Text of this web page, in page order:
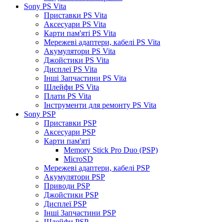
Sony PS Vita
Приставки PS Vita
Аксесуари PS Vita
Карти пам'яті PS Vita
Мережеві адаптери, кабелі PS Vita
Акумулятори PS Vita
Джойстики PS Vita
Дисплеї PS Vita
Інші Запчастини PS Vita
Шлейфи PS Vita
Плати PS Vita
Інструменти для ремонту PS Vita
Sony PSP
Приставки PSP
Аксесуари PSP
Карти пам'яті
Memory Stick Pro Duo (PSP)
MicroSD
Мережеві адаптери, кабелі PSP
Акумулятори PSP
Приводи PSP
Джойстики PSP
Дисплеї PSP
Інші Запчастини PSP